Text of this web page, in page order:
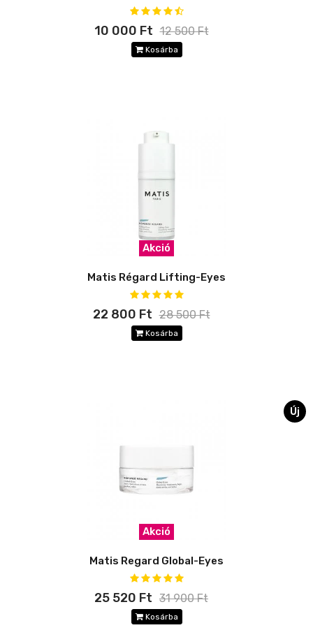
10 000 Ft 12 500 Ft
Kosárba
Akció
Matis Régard Lifting-Eyes
22 800 Ft 28 500 Ft
Kosárba
Új
Akció
Matis Regard Global-Eyes
25 520 Ft 31 900 Ft
Kosárba